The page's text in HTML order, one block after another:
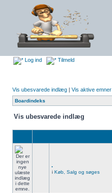
Log ind Tilmeld
Vis ubesvarede indlæg | Vis aktive emner
Boardindeks
Vis ubesvarede indlæg
.
i Køb, Salg og søges